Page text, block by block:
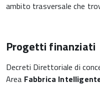
ambito trasversale che
Progetti finanziati
Decreti Direttoriale di
Area Fabbrica